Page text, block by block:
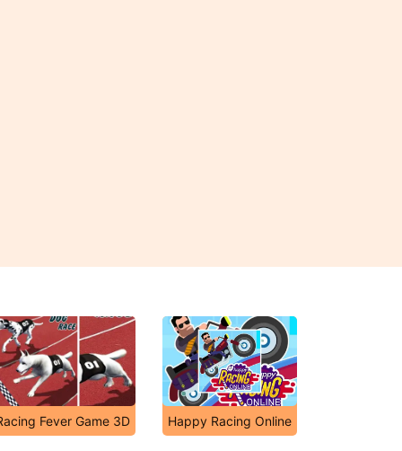
Fever Game 3D Happy Racing Online